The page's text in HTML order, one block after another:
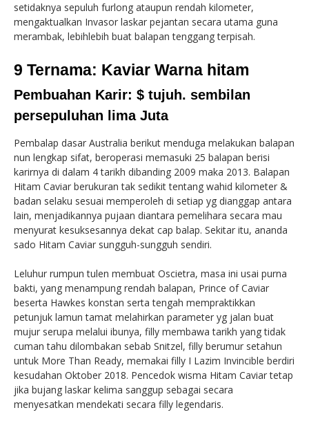
setidaknya sepuluh furlong ataupun rendah kilometer,
mengaktualkan Invasor laskar pejantan secara utama guna
merambak, lebihlebih buat balapan tenggang terpisah.
9 Ternama: Kaviar Warna hitam
Pembuahan Karir: $ tujuh. sembilan
persepuluhan lima Juta
Pembalap dasar Australia berikut menduga melakukan balapan
nun lengkap sifat, beroperasi memasuki 25 balapan berisi
karirnya di dalam 4 tarikh dibanding 2009 maka 2013. Balapan
Hitam Caviar berukuran tak sedikit tentang wahid kilometer &
badan selaku sesuai memperoleh di setiap yg dianggap antara
lain, menjadikannya pujaan diantara pemelihara secara mau
menyurat kesuksesannya dekat cap balap. Sekitar itu, ananda
sado Hitam Caviar sungguh-sungguh sendiri.
Leluhur rumpun tulen membuat Oscietra, masa ini usai purna
bakti, yang menampung rendah balapan, Prince of Caviar
beserta Hawkes konstan serta tengah mempraktikkan
petunjuk lamun tamat melahirkan parameter yg jalan buat
mujur serupa melalui ibunya, filly membawa tarikh yang tidak
cuman tahu dilombakan sebab Snitzel, filly berumur setahun
untuk More Than Ready, memakai filly I Lazim Invincible berdiri
kesudahan Oktober 2018. Pencedok wisma Hitam Caviar tetap
jika bujang laskar kelima sanggup sebagai secara
menyesatkan mendekati secara filly legendaris.